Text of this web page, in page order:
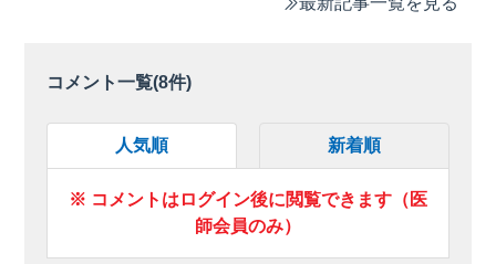
コメント一覧(8件)
人気順 新着順
※ コメントはログイン後に閲覧できます（医
師会員のみ）